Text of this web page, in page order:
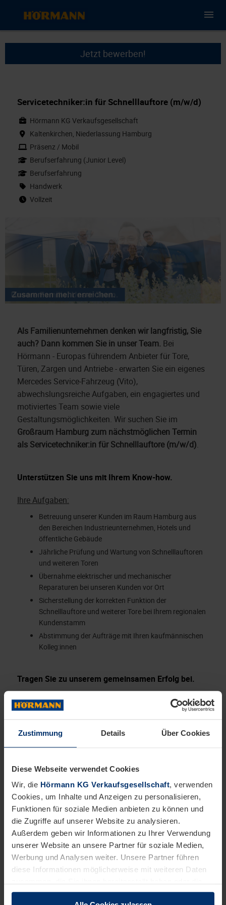
Zustimmung Details Über Cookies
Diese Webseite verwendet Cookies
Wir, die Hörmann KG Verkaufsgesellschaft, verwenden
Cookies, um Inhalte und Anzeigen zu personalisieren,
Funktionen für soziale Medien anbieten zu können und
die Zugriffe auf unserer Website zu analysieren.
Außerdem geben wir Informationen zu Ihrer Verwendung
unserer Website an unsere Partner für soziale Medien,
Werbung und Analysen weiter. Unsere Partner führen
diese Informationen möglicherweise mit weiteren Daten
sie im Rahmen Ihrer Nutzung der Dienste gesammelt
Jetzt bewerben!
Servicetechniker:in für Schnelllauftore (m/w/d)
Hörmann KG Verkaufsgesellschaft
Kaltenkirchen, Niederlassung Hamburg
Präsenz / Mobil
Berufserfahrung (Junior Level)
Berufserfahrung
Handwerk
Vollzeit
Als Familienunternehmen denken wir langfristig, Sie
auch? Dann kommen Sie in unser Team. Bei
Hörmann - Europas führendem Anbieter für Tore,
Türen, Zargen und Antriebe - erwarten Sie ein eigenes
Mercedes Service-Fahrzeug (Vito),
abwechslungsreiche Aufgaben, ein engagiertes und
motiviertes Team sowie viele
Gestaltungsmöglichkeiten. Wir suchen Sie im
Großraum Hamburg zum nächstmöglichen Termin
als Servicetechniker:in für Schnelllauftore (m/w/d).
Unterstützen Sie uns mit Ihrem Know-how.
Ihre Aufgaben:
Betreuung unserer Kunden im Raum Hamburg aus
den Bereichen Industrieunternehmen, Hotels und
öffentliche Gebäude
Jährliche Prüfung und Wartung von Schnelllauftoren
und weiteren Toren
Übernahme elektrischer und mechanischer
Reparaturen bei unseren Kunden vor Ort
Sicherstellung der korrekten Funktion der
Schnelllauftore und weiterer Tore bei Ihrem regionalen
Kundenstamm
Abstimmung der Aufträge mit Ihren kaufmännischen
Kolleg:innen
Tragen Sie zu unserem gemeinsamen Erfolg bei.
Das bringen Sie mit:
Abgeschlossene Berufsausbildung als Elektriker:in,
Elektroniker:in, Elektroinstallateur:in, Mechatroniker:in
oder vergleichbare handwerkliche Vorbildung
Gültigen Führerschein Klasse B
Deutschkenntnisse mindestens auf dem Niveau B2
Dies wäre wünschenswert:
Erfahrung in der Montage und Prüfung von
Schnelllauftoren und weiteren Toren
Wir möchten, dass Sie sich bei uns wohlfühlen.
Das bieten wir Ihnen:
Eine strukturierte Einarbeitung am Stammsitz der